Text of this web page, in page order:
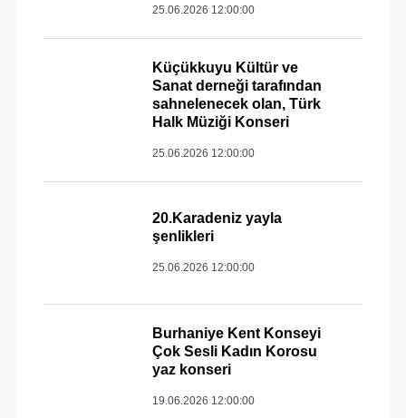
25.06.2026 12:00:00
Küçükkuyu Kültür ve
Sanat derneği tarafından
sahnelenecek olan, Türk
Halk Müziği Konseri
25.06.2026 12:00:00
20.Karadeniz yayla
şenlikleri
25.06.2026 12:00:00
Burhaniye Kent Konseyi
Çok Sesli Kadın Korosu
yaz konseri
19.06.2026 12:00:00